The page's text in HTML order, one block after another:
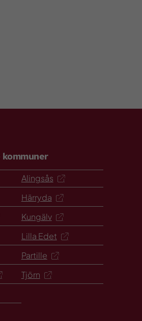
Alingsås
Härryda
Kungälv
Lilla Edet
Partille
Tjörn